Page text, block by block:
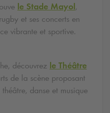
le Stade Mayol,
et ses concerts en
vibrante et sportive.
découvrez le Théâtre
de la scène proposant
danse et musique